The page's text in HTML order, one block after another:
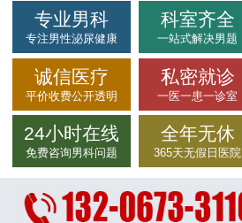
专业男科
专注男性泌尿健康
科室齐全
一站式解决男题
诚信医疗
平价收费公开透明
私密就诊
一医一患一诊室
24小时在线
免费咨询男科问题
全年无休
365天无假日医院